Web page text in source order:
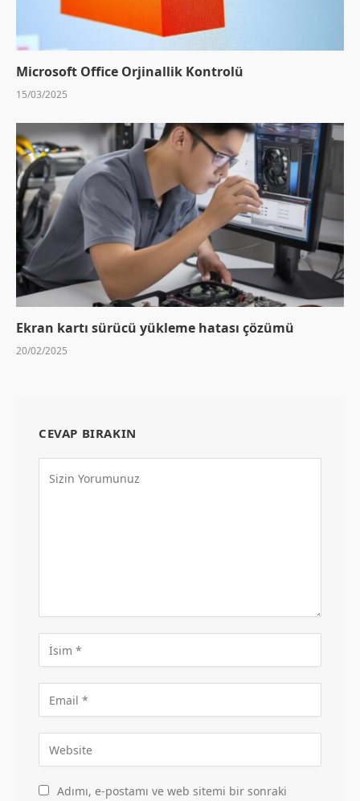
Microsoft Office Orjinallik Kontrolü
15/03/2025
Ekran kartı sürücü yükleme hatası çözümü
20/02/2025
CEVAP BIRAKIN
Adımı, e-postamı ve web sitemi bir sonraki